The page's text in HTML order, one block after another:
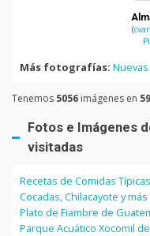
(
Más fotografías:
Tenemos 5056 imágenes en
Fotos e Imágenes
visitadas
Recetas de Comidas
Cocadas, Chilacayote y
Plato de Fiambre de
Parque Acuático Xocomil